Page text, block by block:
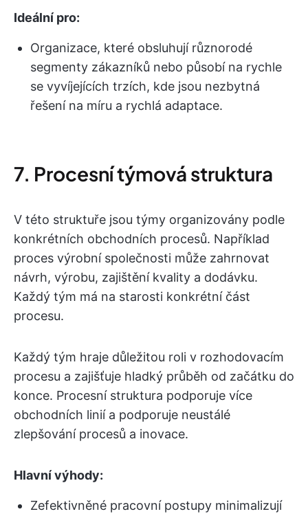
Ideální pro:
Organizace, které obsluhují různorodé
segmenty zákazníků nebo působí na rychle
se vyvíjejících trzích, kde jsou nezbytná
řešení na míru a rychlá adaptace.
7. Procesní týmová struktura
V této struktuře jsou týmy organizovány podle
konkrétních obchodních procesů. Například
proces výrobní společnosti může zahrnovat
návrh, výrobu, zajištění kvality a dodávku.
Každý tým má na starosti konkrétní část
procesu.
Každý tým hraje důležitou roli v rozhodovacím
procesu a zajišťuje hladký průběh od začátku do
konce. Procesní struktura podporuje více
obchodních linií a podporuje neustálé
zlepšování procesů a inovace.
Hlavní výhody:
Zefektivněné pracovní postupy minimalizují